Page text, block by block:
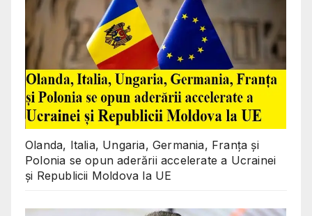
Olanda, Italia, Ungaria, Germania, Franța și
Polonia se opun aderării accelerate a Ucrainei
și Republicii Moldova la UE